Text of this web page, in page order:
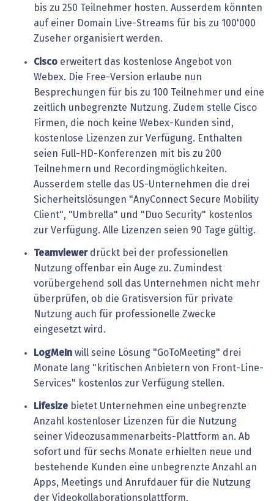
bis zu 250 Teilnehmer hosten. Ausserdem könnten
auf einer Domain Live-Streams für bis zu 100'000
Zuseher organisiert werden.
Cisco erweitert das kostenlose Angebot von
Webex. Die Free-Version erlaube nun
Besprechungen für bis zu 100 Teilnehmer und eine
zeitlich unbegrenzte Nutzung. Zudem stelle Cisco
Firmen, die noch keine Webex-Kunden sind,
kostenlose Lizenzen zur Verfügung. Enthalten
seien Full-HD-Konferenzen mit bis zu 200
Teilnehmern und Recordingmöglichkeiten.
Ausserdem stelle das US-Unternehmen die drei
Sicherheitslösungen "AnyConnect Secure Mobility
Client", "Umbrella" und "Duo Security" kostenlos
zur Verfügung. Alle Lizenzen seien 90 Tage gültig.
Teamviewerdrückt bei der professionellen
Nutzung offenbar ein Auge zu. Zumindest
vorübergehend soll das Unternehmen nicht mehr
überprüfen, ob die Gratisversion für private
Nutzung auch für professionelle Zwecke
eingesetzt wird.
LogMeIn will seine Lösung "GoToMeeting" drei
Monate lang "kritischen Anbietern von Front-Line-
Services" kostenlos zur Verfügung stellen.
Lifesize bietet Unternehmen eine unbegrenzte
Anzahl kostenloser Lizenzen für die Nutzung
seiner Videozusammenarbeits-Plattform an. Ab
sofort und für sechs Monate erhielten neue und
bestehende Kunden eine unbegrenzte Anzahl an
Apps, Meetings und Anrufdauer für die Nutzung
der Videokollaborationsplattform.